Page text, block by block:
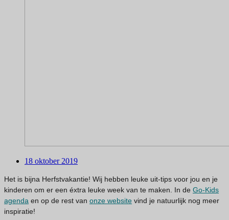
18 oktober 2019
Het is bijna Herfstvakantie! Wij hebben leuke uit-tips voor jou en je
kinderen om er een éxtra leuke week van te maken. In de Go-Kids
agenda en op de rest van onze website vind je natuurlijk nog meer
inspiratie!